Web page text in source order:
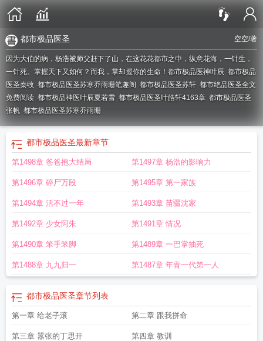
空空/著
都市极品医圣
因为大伯的病，杨浩被师父赶下了山，在这花花都市之中，纵意花海，一针生，
一针死。掌握天下又如何？而我，掌却握你的生命！ 都市极品医神叶辰 都市极品
医圣秦牧 都市极品医圣苏寒乔雨珊笔趣阁 都市极品医圣苏轩 都市绝品医圣全文
免费阅读 都市极品神医叶辰夏若雪 都市极品医圣叶皓轩4163章 都市极品医圣
张帆 都市极品医圣苏寒乔雨珊
都市极品医圣最新章节
第1498章 爸爸抱大结局 第1497章 杨浩的影响力
第1496章 碎尸万段 第1495章 第一家族
第1494章 活不过一年 第1493章 苗疆沈家
第1492章 少女阿朱 第1491章 情况
第1490章 笨手笨脚 第1489章 一巴掌抽死
第1488章 九九归一 第1487章 年青一代第一人
都市极品医圣章节列表
第一章 给老子滚 第二章 跟我拼命
第三章 嚣张的丁思开 第四章 教训